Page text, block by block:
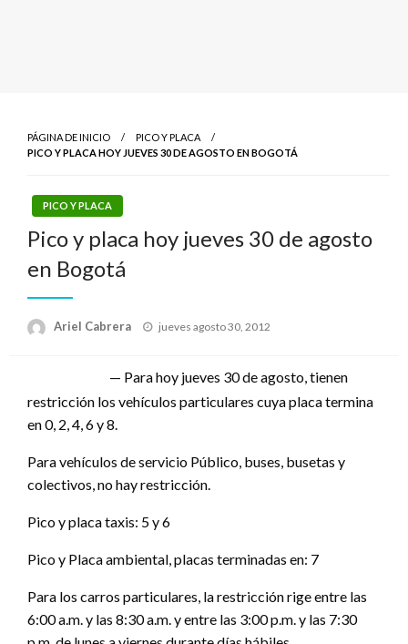
PÁGINA DE INICIO
PICO Y PLACA
PICO Y PLACA HOY JUEVES 30 DE AGOSTO EN BOGOTÁ
PICO Y PLACA
Pico y placa hoy jueves 30 de agosto
en Bogotá
Ariel Cabrera
Publicado
jueves agosto 30, 2012
— Para hoy jueves 30 de agosto, tienen
restricción los vehículos particulares cuya placa termina
en 0, 2, 4, 6 y 8.
Para vehículos de servicio Público, buses, busetas y
colectivos, no hay restricción.
Pico y placa taxis: 5 y 6
Pico y Placa ambiental, placas terminadas en: 7
Para los carros particulares, la restricción rige entre las
6:00 a.m. y las 8:30 a.m. y entre las 3:00 p.m. y las 7:30